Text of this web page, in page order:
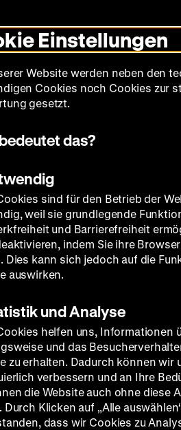
Modus
umschalten
Sprache
Filmreihen
Einstellungen
Website werden neben den
Cookies noch Cookies zur
gesetzt.
das?
sind für den Betrieb der
weil sie grundlegende
und Barrierefreiheit
indem Sie ihre
Dies kann sich jedoch auf die
auswirken.
und Analyse
helfen uns, Informationen
und das
zu erhalten. Dadurch können wir
verbessern und an Ihre
die Website auch ohne diese
Durch Klicken auf „Alle
dass wir Cookies zu